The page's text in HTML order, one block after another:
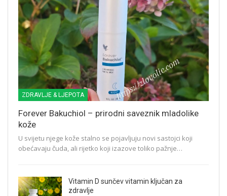
ZDRAVLJE & LJEPOTA
Forever Bakuchiol – prirodni saveznik mladolike
kože
U svijetu njege kože stalno se pojavljuju novi sastojci koji
obećavaju čuda, ali rijetko koji izazove toliko pažnje…
Vitamin D sunčev vitamin ključan za
zdravlje